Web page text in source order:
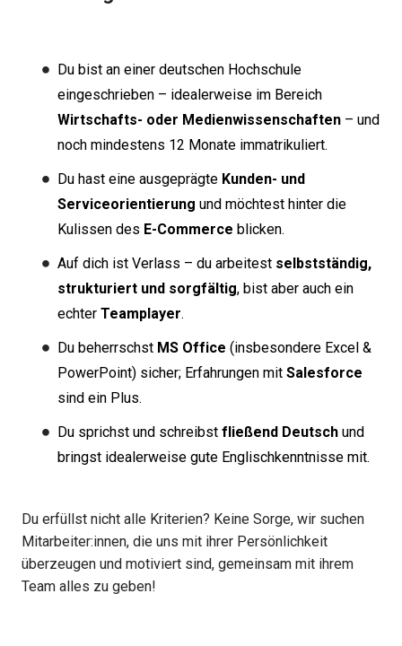
Du bist an einer deutschen Hochschule
eingeschrieben – idealerweise im Bereich
Wirtschafts- oder Medienwissenschaften – und
noch mindestens 12 Monate immatrikuliert.
Du hast eine ausgeprägte Kunden- und
Serviceorientierung und möchtest hinter die
Kulissen des E-Commerce blicken.
Auf dich ist Verlass – du arbeitest selbstständig,
strukturiert und sorgfältig, bist aber auch ein
echter Teamplayer.
Du beherrschst MS Office (insbesondere Excel &
PowerPoint) sicher; Erfahrungen mit Salesforce
sind ein Plus.
Du sprichst und schreibst fließend Deutsch und
bringst idealerweise gute Englischkenntnisse mit.
Du erfüllst nicht alle Kriterien? Keine Sorge, wir suchen
Mitarbeiter:innen, die uns mit ihrer Persönlichkeit
überzeugen und motiviert sind, gemeinsam mit ihrem
Team alles zu geben!